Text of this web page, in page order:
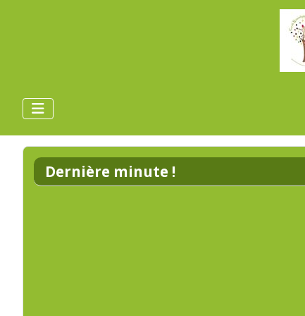
Dernière minute !